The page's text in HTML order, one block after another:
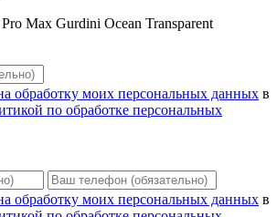
Max Gurdini Ocean Transparent
обработку моих персональных данных в
по обработке персональных
обработку моих персональных данных в